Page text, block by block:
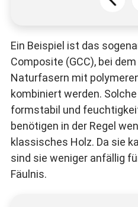
Ein Beispiel ist das
Composite (GCC), bei
Naturfasern mit
kombiniert werden.
formstabil und
benötigen in der Regel
klassisches Holz. Da sie
sind sie weniger anfällig
Fäulnis.